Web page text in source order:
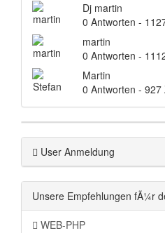
Dj martin
0 Antworten -
martin
0 Antworten -
Martin
0 Antworten - 927
User Anmeldung
Unsere Empfehlungen fÃ¼r
WEB-PHP